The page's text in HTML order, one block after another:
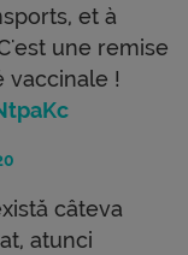
et à
une remise
vaccinale !
câteva
atunci